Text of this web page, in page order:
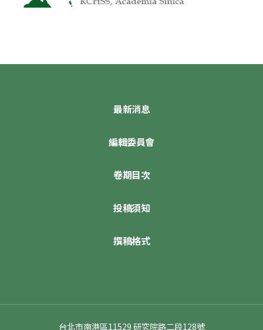
最新消息
編輯委員會
卷期目次
投稿須知
撰稿格式
台北市南港區11529 研究院路二段128號